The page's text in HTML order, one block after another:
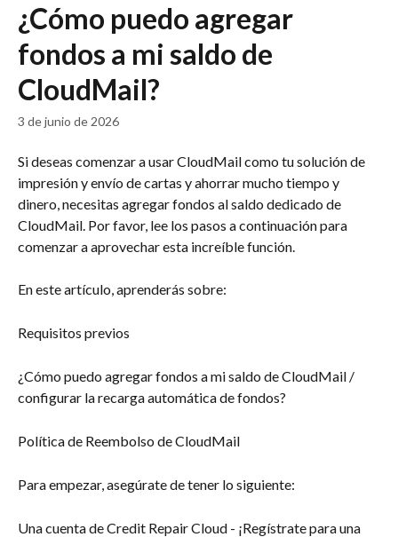
¿Cómo puedo agregar
fondos a mi saldo de
CloudMail?
3 de junio de 2026
Si deseas comenzar a usar CloudMail como tu solución de
impresión y envío de cartas y ahorrar mucho tiempo y
dinero, necesitas agregar fondos al saldo dedicado de
CloudMail. Por favor, lee los pasos a continuación para
comenzar a aprovechar esta increíble función.
En este artículo, aprenderás sobre:
Requisitos previos
¿Cómo puedo agregar fondos a mi saldo de CloudMail /
configurar la recarga automática de fondos?
Política de Reembolso de CloudMail
Para empezar, asegúrate de tener lo siguiente:
Una cuenta de Credit Repair Cloud - ¡Regístrate para una